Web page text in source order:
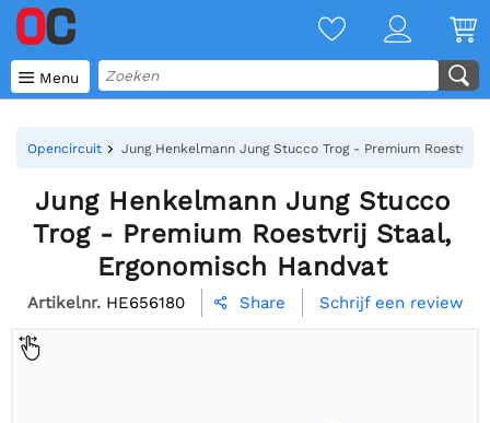
 Menu
Opencircuit Jung Henkelmann Jung Stucco Trog - Premium Roestvrij
Jung Henkelmann Jung Stucco
Trog - Premium Roestvrij Staal,
Ergonomisch Handvat
Artikelnr. HE656180  Share Schrijf een review